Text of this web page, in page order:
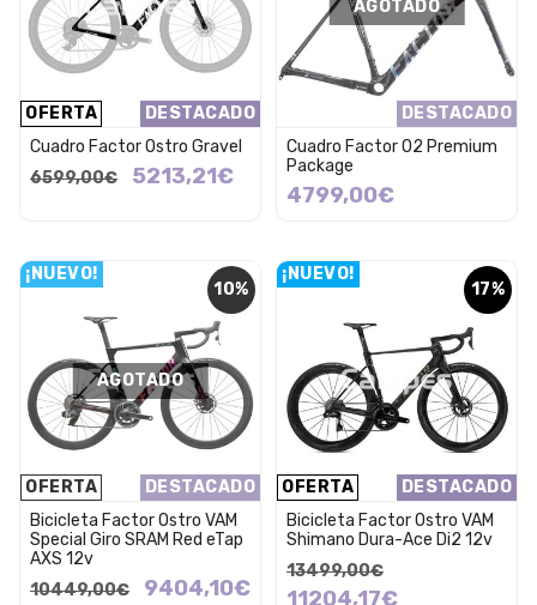
OFERTA DESTACADO
Cuadro Factor Ostro Gravel
6599,00€
5213,21€
DESTACADO
AGOTADO
Cuadro Factor O2 Premium
Package
4799,00€
10%
OFERTA DESTACADO
¡NUEVO!
AGOTADO
Bicicleta Factor Ostro VAM
Special Giro SRAM Red eTap
AXS 12v
10449,00€
9404,10€
17%
OFERTA DESTACADO
¡NUEVO!
Bicicleta Factor Ostro VAM
Shimano Dura-Ace Di2 12v
13499,00€
11204,17€